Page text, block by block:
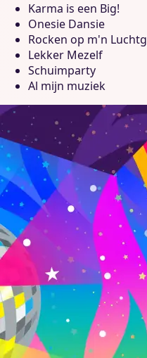
Karma is een Big!
Onesie Dansie
Rocken op m'n
Lekker Mezelf
Schuimparty
Al mijn muziek